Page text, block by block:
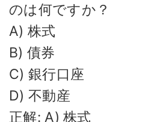
のは何ですか？
A) 株式
B) 債券
C) 銀行口座
D) 不動産
正解: A) 株式